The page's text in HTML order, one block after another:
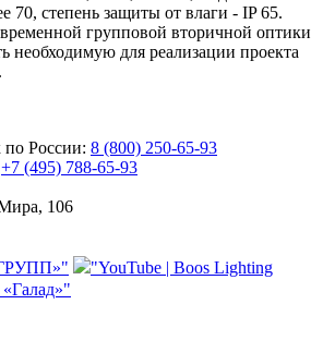
70, степень защиты от влаги - IP 65.
групповой вторичной оптики
необходимую для реализации проекта
по России: 8 (800) 250-65-93
+7 (495) 788-65-93
106
"YouTube | Boos Lighting